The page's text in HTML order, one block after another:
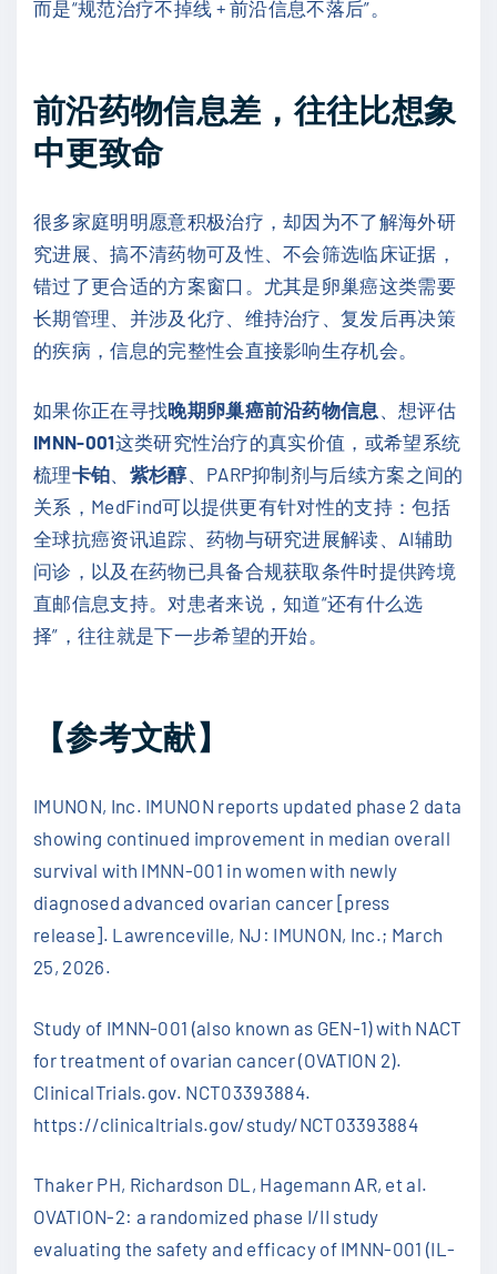
而是“规范治疗不掉线 + 前沿信息不落后”。
前沿药物信息差，往往比想象
中更致命
很多家庭明明愿意积极治疗，却因为不了解海外研
究进展、搞不清药物可及性、不会筛选临床证据，
错过了更合适的方案窗口。尤其是卵巢癌这类需要
长期管理、并涉及化疗、维持治疗、复发后再决策
的疾病，信息的完整性会直接影响生存机会。
如果你正在寻找晚期卵巢癌前沿药物信息 、想评估
IMNN-001这类研究性治疗的真实价值，或希望系统
梳理卡铂、 紫杉醇、PARP抑制剂与后续方案之间的
关系，MedFind可以提供更有针对性的支持：包括
全球抗癌资讯追踪、药物与研究进展解读、AI辅助
问诊，以及在药物已具备合规获取条件时提供跨境
直邮信息支持。对患者来说，知道“还有什么选
择”，往往就是下一步希望的开始。
【参考文献】
IMUNON, Inc. IMUNON reports updated phase 2 data
showing continued improvement in median overall
survival with IMNN-001 in women with newly
diagnosed advanced ovarian cancer [press
release]. Lawrenceville, NJ: IMUNON, Inc.; March
25, 2026.
Study of IMNN-001 (also known as GEN-1) with NACT
for treatment of ovarian cancer (OVATION 2).
ClinicalTrials.gov. NCT03393884.
https://clinicaltrials.gov/study/NCT03393884
Thaker PH, Richardson DL, Hagemann AR, et al.
OVATION-2: a randomized phase I/II study
evaluating the safety and efficacy of IMNN-001 (IL-